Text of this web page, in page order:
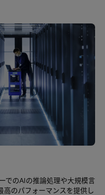
でのAIの推論処理や大規模言
高のパフォーマンスを提供し